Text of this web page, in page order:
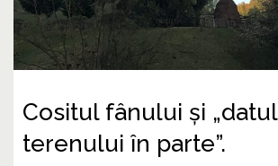
Cositul fânului şi „datul
terenului în parte”.